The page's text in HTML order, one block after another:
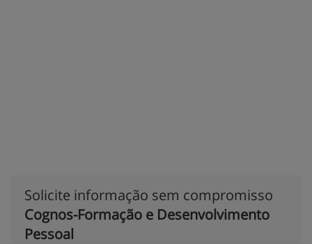
Solicite informação sem compromisso
Cognos-Formação e Desenvolvimento
Pessoal